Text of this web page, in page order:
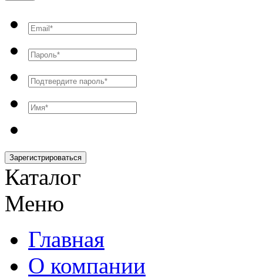
Зарегистрироваться
Каталог
Меню
Главная
О компании